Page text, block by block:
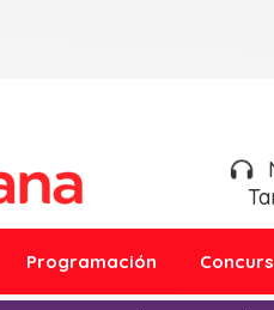
Programación